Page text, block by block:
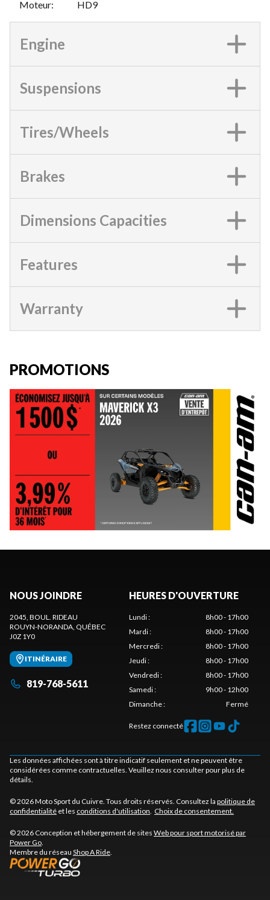
Moteur: HD9
Engine
Suspensions
Tires/Wheels
Brakes
Dimensions Capacities
Features
Warranty
PROMOTIONS
NOUS JOINDRE
2045, BOUL. RIDEAU
ROUYN-NORANDA, QUÉBEC
J0Z 1Y0
ITINÉRAIRE
819-768-5611
HEURES D'OUVERTURE
Lundi:
8h00 - 17h00
Mardi:
8h00 - 17h00
Mercredi:
8h00 - 17h00
Jeudi:
8h00 - 17h00
Vendredi:
8h00 - 17h00
Samedi:
9h00 - 12h00
Dimanche: Fermé
Restez connecté
Les données affichées sont à titre indicatif seulement et ne peuvent être
considérées comme contractuelles. Veuillez nous consulter pour plus de
détails.
© 2026 Moto Sport du Cuivre. Tous droits réservés. Consultez la politique de
confidentialité et les conditions d'utilisation. Choix de consentement.
© 2026 Conception et hébergement de sites Web pour sport motorisé par
Power Go.
Membre du réseau Shop A Ride.